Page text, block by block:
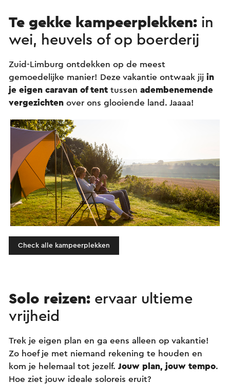
Te gekke kampeerplekken: in
wei, heuvels of op boerderij
Zuid-Limburg ontdekken op de meest
gemoedelijke manier! Deze vakantie ontwaak jij in
je eigen caravan of tent tussen adembenemende
vergezichten over ons glooiende land. Jaaaa!
Check alle kampeerplekken
Solo reizen: ervaar ultieme
vrijheid
Trek je eigen plan en ga eens alleen op vakantie!
Zo hoef je met niemand rekening te houden en
kom je helemaal tot jezelf. Jouw plan, jouw tempo.
Hoe ziet jouw ideale soloreis eruit?